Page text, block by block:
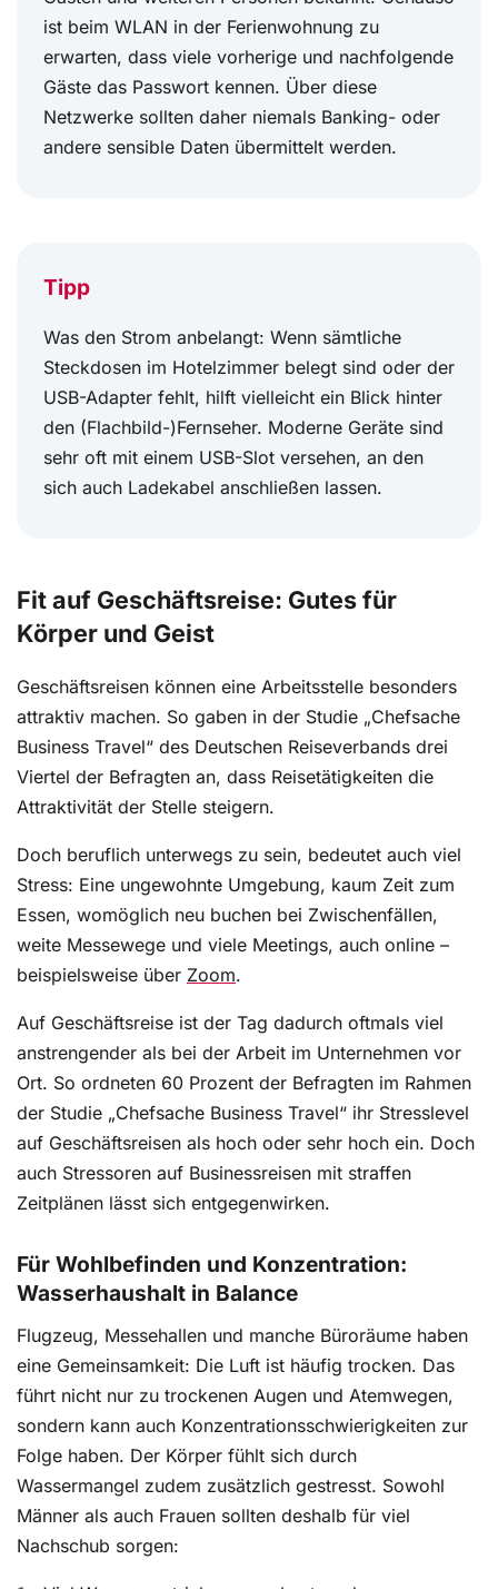
ist beim WLAN in der Ferienwohnung zu
erwarten, dass viele vorherige und nachfolgende
Gäste das Passwort kennen. Über diese
Netzwerke sollten daher niemals Banking- oder
andere sensible Daten übermittelt werden.
Tipp
Was den Strom anbelangt: Wenn sämtliche
Steckdosen im Hotelzimmer belegt sind oder der
USB-Adapter fehlt, hilft vielleicht ein Blick hinter
den (Flachbild-)Fernseher. Moderne Geräte sind
sehr oft mit einem USB-Slot versehen, an den
sich auch Ladekabel anschließen lassen.
Fit auf Geschäftsreise: Gutes für
Körper und Geist
Geschäftsreisen können eine Arbeitsstelle besonders
attraktiv machen. So gaben in der Studie „Chefsache
Business Travel“ des Deutschen Reiseverbands drei
Viertel der Befragten an, dass Reisetätigkeiten die
Attraktivität der Stelle steigern.
Doch beruflich unterwegs zu sein, bedeutet auch viel
Stress: Eine ungewohnte Umgebung, kaum Zeit zum
Essen, womöglich neu buchen bei Zwischenfällen,
weite Messewege und viele Meetings, auch online –
beispielsweise über Zoom.
Auf Geschäftsreise ist der Tag dadurch oftmals viel
anstrengender als bei der Arbeit im Unternehmen vor
Ort. So ordneten 60 Prozent der Befragten im Rahmen
der Studie „Chefsache Business Travel“ ihr Stresslevel
auf Geschäftsreisen als hoch oder sehr hoch ein. Doch
auch Stressoren auf Businessreisen mit straffen
Zeitplänen lässt sich entgegenwirken.
Für Wohlbefinden und Konzentration:
Wasserhaushalt in Balance
Flugzeug, Messehallen und manche Büroräume haben
eine Gemeinsamkeit: Die Luft ist häufig trocken. Das
führt nicht nur zu trockenen Augen und Atemwegen,
sondern kann auch Konzentrationsschwierigkeiten zur
Folge haben. Der Körper fühlt sich durch
Wassermangel zudem zusätzlich gestresst. Sowohl
Männer als auch Frauen sollten deshalb für viel
Nachschub sorgen: